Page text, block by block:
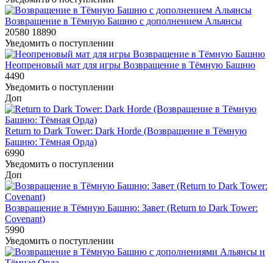
Возвращение в Тёмную Башню с дополнением Альянсы
20580 18890
Уведомить о поступлении
Неопреновый мат для игры Возвращение в Тёмную Башню
4490
Уведомить о поступлении
Доп
Return to Dark Tower: Dark Horde (Возвращение в Тёмную
Башню: Тёмная Орда)
6990
Уведомить о поступлении
Доп
Возвращение в Тёмную Башню: Завет (Return to Dark Tower:
Covenant)
5990
Уведомить о поступлении